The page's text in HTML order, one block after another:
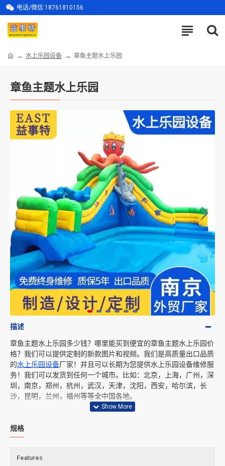
电话/微信:18761810156
水上乐园设备 章鱼主题水上乐园
章鱼主题水上乐园
描述
章鱼主题水上乐园多少钱？哪里能买到便宜的章鱼主题水上乐园价
格？我们可以提供定制的新款图片和视频。我们是高质量出口品质
的水上乐园设备厂家！并且可以长期为您提供水上乐园设备维修服
务！我们可以发货到任何一个城市。比如：北京，上海，广州，深
圳，南京，郑州，杭州，武汉，天津，沈阳，西安，哈尔滨，长
沙，昆明，兰州，福州等等全中国各地。
规格
Features